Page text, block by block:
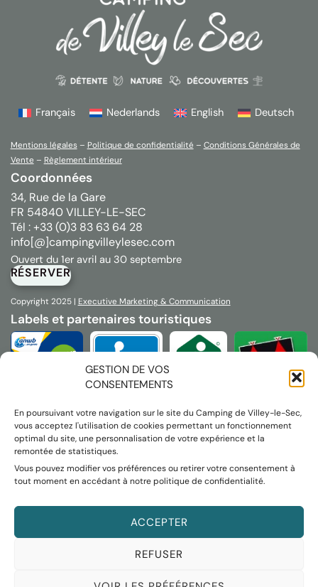
GESTION DE VOS
CONSENTEMENTS
En poursuivant votre navigation sur le site du Camping de Villey-le-Sec,
vous acceptez l'utilisation de cookies permettant un fonctionnement
optimal du site, une personnalisation de votre expérience et la
remontée de statistiques.
Vous pouvez modifier vos préférences ou retirer votre consentement à
tout moment en accédant à notre politique de confidentialité.
ACCEPTER
REFUSER
Français Nederlands English Deutsch
Mentions légales– Politique de confidentialité – Conditions Générales de
Vente – Règlement intérieur
Coordonnées
34, Rue de la Gare
FR 54840 VILLEY-LE-SEC
Tél : +33 (0)3 83 63 64 28
info[@]campingvilleylesec.com
Ouvert du 1er avril au 30 septembre
RÉSERVER
Copyright 2025 | Executive Marketing & Communication
Labels et partenaires touristiques